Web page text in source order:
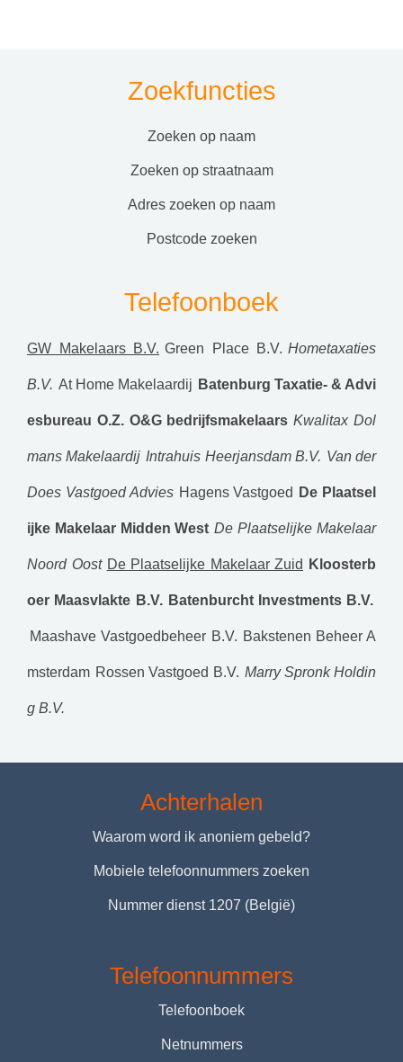
Zoekfuncties
zoeken op naam
zoeken op straatnaam
adres zoeken op naam
postcode zoeken
Telefoonboek
GW Makelaars B.V. Green Place B.V. Hometaxaties
B.V. At Home Makelaardij Batenburg Taxatie- & Advi
esbureau O.Z. O&G bedrijfsmakelaars Kwalitax Dol
mans Makelaardij Intrahuis Heerjansdam B.V. Van der
Does Vastgoed Advies Hagens Vastgoed De Plaatsel
ijke Makelaar Midden West De Plaatselijke Makelaar
Noord Oost De Plaatselijke Makelaar Zuid Kloosterb
oer Maasvlakte B.V. Batenburcht Investments B.V.
Maashave Vastgoedbeheer B.V. Bakstenen Beheer A
msterdam Rossen Vastgoed B.V. Marry Spronk Holdin
g B.V.
Achterhalen
Waarom word ik anoniem gebeld?
Mobiele telefoonnummers zoeken
Nummer dienst 1207 (België)
Telefoonnummers
Telefoonboek
Netnummers